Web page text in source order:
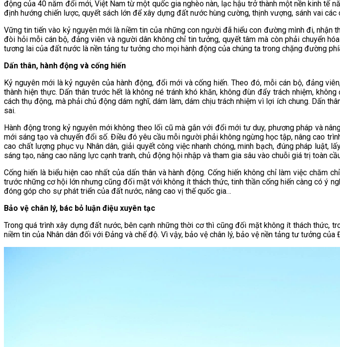
động của 40 năm đổi mới, Việt Nam từ một quốc gia nghèo nàn, lạc hậu trở thành một nền kinh tế
định hướng chiến lược, quyết sách lớn để xây dựng đất nước hùng cường, thịnh vượng, sánh vai các
Vững tin tiến vào kỷ nguyên mới là niềm tin của những con người đã hiểu con đường mình đi,
đòi hỏi mỗi cán bộ, đảng viên và người dân không chỉ tin tưởng, quyết tâm mà còn phải chuyển
tương lai của đất nước là nền tảng tư tưởng cho mọi hành động của chúng ta trong chặng đường
Dấn thân, hành động và cống hiến
Kỷ nguyên mới là kỷ nguyên của hành động, đổi mới và cống hiến. Theo đó, mỗi cán bộ, đảng
thành hiện thực. Dấn thân trước hết là không né tránh khó khăn, không đùn đẩy trách nhiệm,
cách thụ động, mà phải chủ động dám nghĩ, dám làm, dám chịu trách nhiệm vì lợi ích chung. Dấn
sai.
Hành động trong kỷ nguyên mới không theo lối cũ mà gắn với đổi mới tư duy, phương pháp và
mới sáng tạo và chuyển đổi số. Điều đó yêu cầu mỗi người phải không ngừng học tập, nâng cao
cao chất lượng phục vụ Nhân dân, giải quyết công việc nhanh chóng, minh bạch, đúng pháp luật,
sáng tạo, nâng cao năng lực cạnh tranh, chủ động hội nhập và tham gia sâu vào chuỗi giá trị toàn
Cống hiến là biểu hiện cao nhất của dấn thân và hành động. Cống hiến không chỉ làm việc
trước những cơ hội lớn nhưng cũng đối mặt với không ít thách thức, tinh thần cống hiến càng có ý
đóng góp cho sự phát triển của đất nước, nâng cao vị thế quốc gia…
Bảo vệ chân lý, bác bỏ luận điệu xuyên tạc
Trong quá trình xây dựng đất nước, bên cạnh những thời cơ thì cũng đối mặt không ít thách thức,
niềm tin của Nhân dân đối với Đảng và chế độ. Vì vậy, bảo vệ chân lý, bảo vệ nền tảng tư tưởng